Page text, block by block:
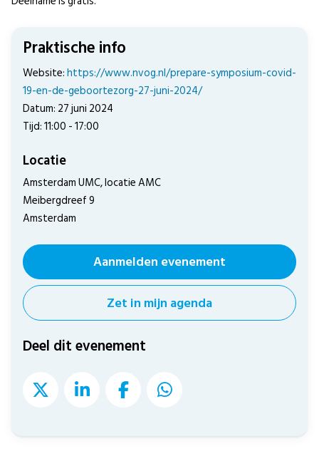
Praktische info
Website:https://www.nvog.nl/prepare-symposium-covid-
19-en-de-geboortezorg-27-juni-2024/
Datum: 27 juni 2024
Tijd: 11:00 - 17:00
Locatie
Amsterdam UMC, locatie AMC
Meibergdreef 9
Amsterdam
Aanmelden evenement
Zet in mijn agenda
Deel dit evenement